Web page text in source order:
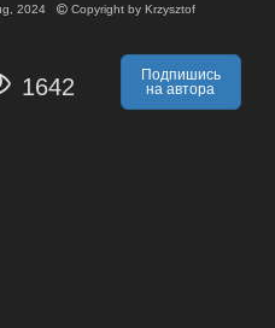
2024 Copyright by Krzysztof
1642
Подпишись
на автора